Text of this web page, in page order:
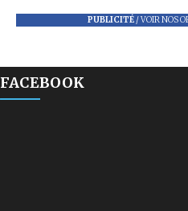
PUBLICITÉ/VOIR NOS
FACEBOOK